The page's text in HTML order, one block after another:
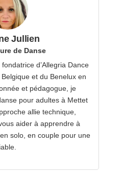
Jullien
de Danse
d’Allegria Dance
et du Benelux en
et pédagogue, je
pour adultes à Mettet
allie technique,
aider à apprendre à
solo, en couple pour une